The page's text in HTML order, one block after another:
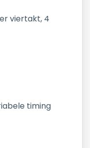
viertakt, 4
timing